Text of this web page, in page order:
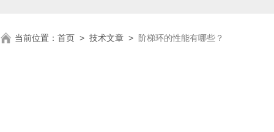
当前位置： 首页 > 技术文章 > 阶梯环的性能有哪些？